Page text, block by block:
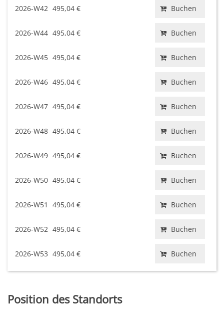
2026-W42 495,04 € Buchen
2026-W44 495,04 € Buchen
2026-W45 495,04 € Buchen
2026-W46 495,04 € Buchen
2026-W47 495,04 € Buchen
2026-W48 495,04 € Buchen
2026-W49 495,04 € Buchen
2026-W50 495,04 € Buchen
2026-W51 495,04 € Buchen
2026-W52 495,04 € Buchen
2026-W53 495,04 € Buchen
Position des Standorts